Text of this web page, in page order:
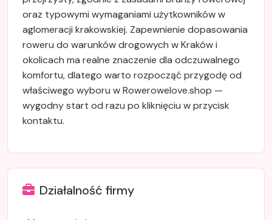
oraz typowymi wymaganiami użytkowników w
aglomeracji krakowskiej. Zapewnienie dopasowania
roweru do warunków drogowych w Kraków i
okolicach ma realne znaczenie dla odczuwalnego
komfortu, dlatego warto rozpocząć przygodę od
właściwego wyboru w Rowerowelove.shop —
wygodny start od razu po kliknięciu w przycisk
kontaktu.
Działalność firmy